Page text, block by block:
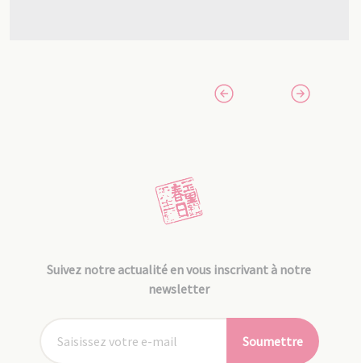
Suivez notre actualité en vous inscrivant à notre
newsletter
Soumettre